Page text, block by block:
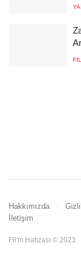
Hakkımızda
İletişim
Fil'm Hafızası © 2023